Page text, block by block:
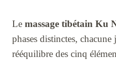
Le massage tibétain Ku
phases distinctes,
rééquilibre des cinq